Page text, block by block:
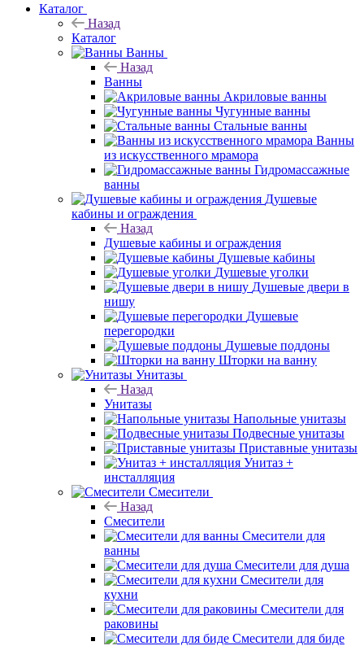
Каталог
Назад
Каталог
Ванны
Назад
Ванны
Акриловые ванны
Чугунные ванны
Стальные ванны
Ванны
из искусственного мрамора
Гидромассажные
ванны
Душевые
кабины и ограждения
Назад
Душевые кабины и ограждения
Душевые кабины
Душевые уголки
Душевые двери в
нишу
Душевые
перегородки
Душевые поддоны
Шторки на ванну
Унитазы
Назад
Унитазы
Напольные унитазы
Подвесные унитазы
Приставные унитазы
Унитаз +
инсталляция
Смесители
Назад
Смесители
Смесители для
ванны
Смесители для душа
Смесители для
кухни
Смесители для
раковины
Смесители для биде